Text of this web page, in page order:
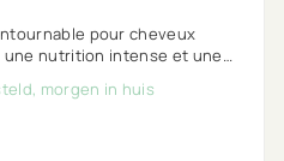
pour cheveux
nutrition intense et une
morgen in huis